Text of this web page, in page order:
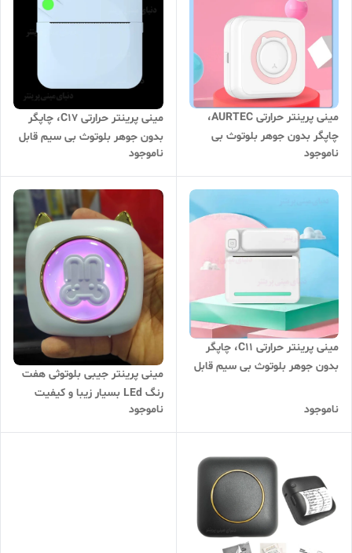
مینی پرینتر حرارتی AURTEC،
چاپگر بدون جوهر بلوتوث بی
سیم قابل حمل
ناموجود
مینی پرینتر حرارتی C17، چاپگر
بدون جوهر بلوتوث بی سیم قابل
حمل
ناموجود
مینی پرینتر حرارتی C11، چاپگر
بدون جوهر بلوتوث بی سیم قابل
ناموجود
مینی پرینتر جیبی بلوتوثی هفت
رنگ LEd بسیار زیبا و کیفیت
چاپ عالی
ناموجود